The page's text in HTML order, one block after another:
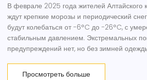
В феврале 2025 года жителей Алтайского
ждут крепкие морозы и периодический
будут колебаться от -6°C до -26°C, с
стабильным давлением. Экстремальных
предупреждений нет, но без зимней
Просмотреть больше